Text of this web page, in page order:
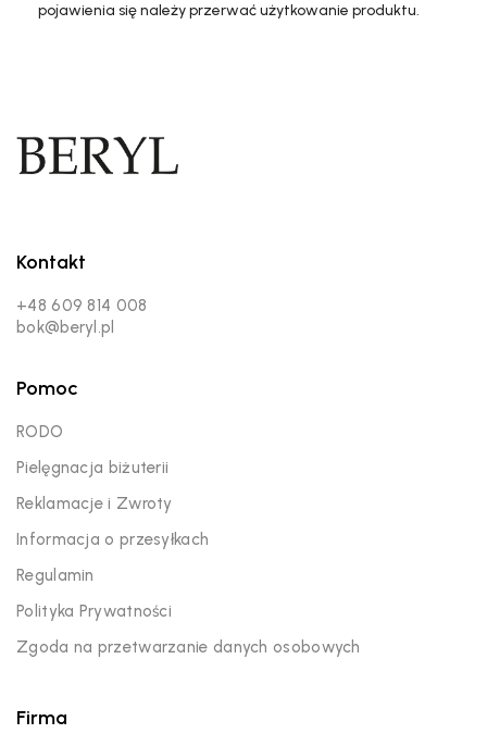
pojawienia się należy przerwać użytkowanie produktu.
Kontakt
+48 609 814 008
bok@beryl.pl
Pomoc
RODO
Pielęgnacja biżuterii
Reklamacje i Zwroty
Informacja o przesyłkach
Regulamin
Polityka Prywatności
Zgoda na przetwarzanie danych osobowych
Firma